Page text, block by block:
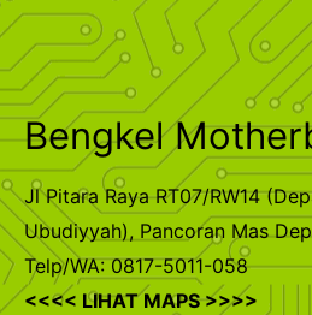
Bengkel
Jl Pitara Raya RT07/RW14
Ubudiyyah), Pancoran Mas
Telp/WA: 0817-5011-058
<<<< LIHAT MAPS >>>>